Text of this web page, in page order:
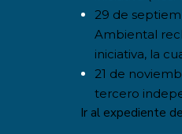
29 de
Ambiental
iniciativa, la
21 de
tercero
Ir al expediente